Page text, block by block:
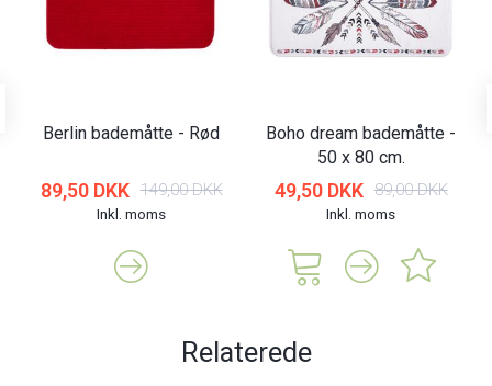
Berlin bademåtte - Rød
89,50 DKK 149,00 DKK
Inkl. moms
Boho dream bademåtte -
50 x 80 cm.
49,50 DKK 89,00 DKK
Inkl. moms
Relaterede